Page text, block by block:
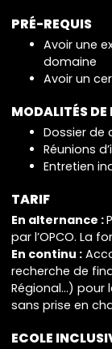
PRÉ-REQUIS
Avoir une
domaine
Avoir un
MODALITÉS
Dossier de
Réunions
Entretien
TARIF
En alternance :
par l’OPCO. La
En continu :
recherche de
Régional...)
sans prise en
ECOLE